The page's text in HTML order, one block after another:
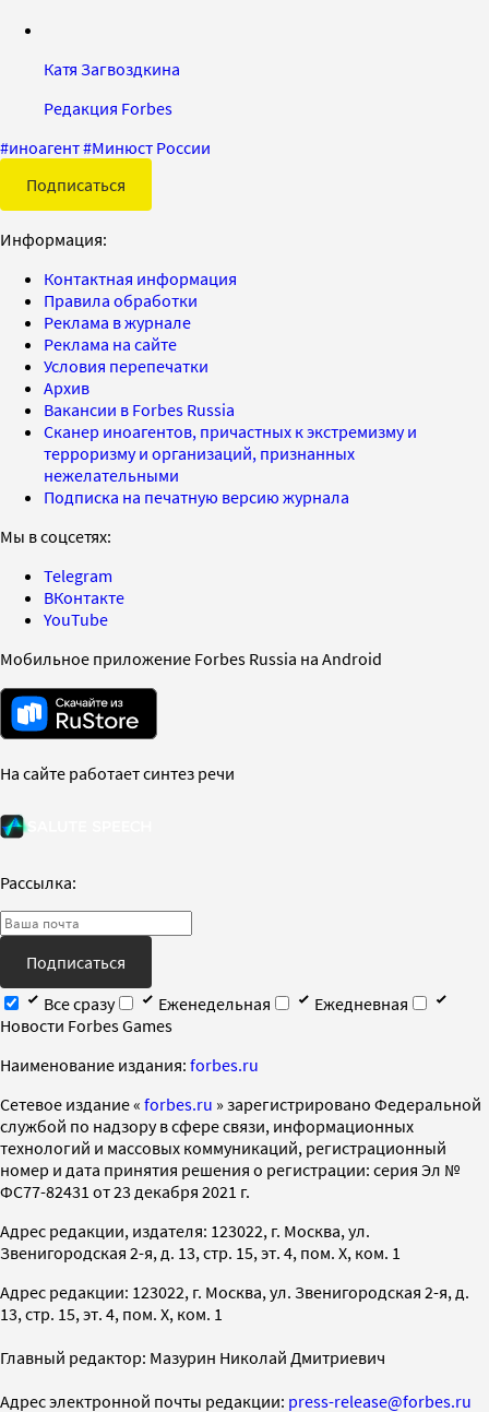
Катя Загвоздкина
Редакция Forbes
#иноагент#Минюст России
Подписаться
Информация:
Контактная информация
Правила обработки
Реклама в журнале
Реклама на сайте
Условия перепечатки
Архив
Вакансии в Forbes Russia
Сканер иноагентов, причастных к экстремизму и
терроризму и организаций, признанных
нежелательными
Подписка на печатную версию журнала
Мы в соцсетях:
Telegram
ВКонтакте
YouTube
Мобильное приложение Forbes Russia на Android
На сайте работает синтез речи
Рассылка:
Подписаться
Все сразу
Еженедельная
Ежедневная
Новости Forbes Games
Наименование издания: forbes.ru
Cетевое издание « forbes.ru » зарегистрировано Федеральной
службой по надзору в сфере связи, информационных
технологий и массовых коммуникаций, регистрационный
номер и дата принятия решения о регистрации: серия Эл №
ФС77-82431 от 23 декабря 2021 г.
Адрес редакции, издателя: 123022, г. Москва, ул.
Звенигородская 2-я, д. 13, стр. 15, эт. 4, пом. X, ком. 1
Адрес редакции: 123022, г. Москва, ул. Звенигородская 2-я, д.
13, стр. 15, эт. 4, пом. X, ком. 1
Главный редактор: Мазурин Николай Дмитриевич
Адрес электронной почты редакции: press-release@forbes.ru